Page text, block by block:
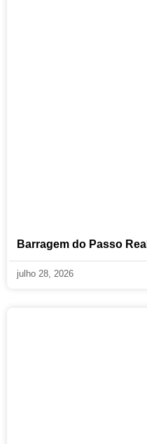
Barragem do Passo Real
julho 28, 2026